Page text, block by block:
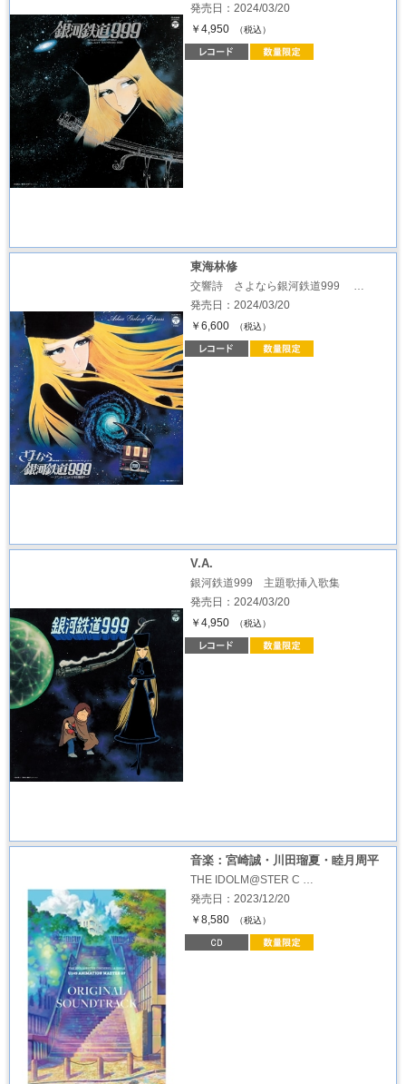
発売日：2024/03/20
￥4,950
（税込）
東海林修
交響詩 さよなら銀河鉄道999 …
発売日：2024/03/20
￥6,600
（税込）
V.A.
銀河鉄道999 主題歌挿入歌集
発売日：2024/03/20
￥4,950
（税込）
音楽：宮崎誠・川田瑠夏・睦月周平
THE IDOLM@STER C …
発売日：2023/12/20
￥8,580
（税込）